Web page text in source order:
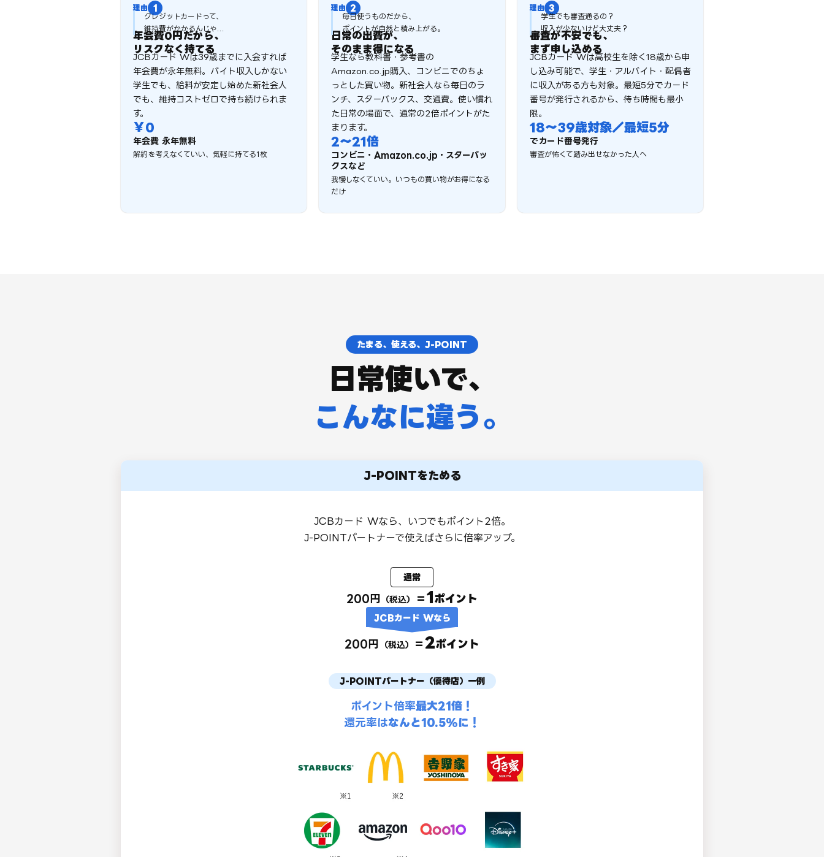
クレジットカードって、
維持費がかかるんじゃ...
年会費0円だから、
リスクなく持てる
JCBカード Wは39歳までに入会すれば
年会費が永年無料。バイト収入しかない
学生でも、給料が安定し始めた新社会人
でも、維持コストゼロで持ち続けられま
す。
￥0
年会費 永年無料
解約を考えなくていい、気軽に持てる1枚
毎日使うものだから、
ポイントが自然と積み上がる。
日常の出費が、
そのまま得になる
学生なら教科書・参考書の
Amazon.co.jp購入、コンビニでのちょ
っとした買い物。新社会人なら毎日のラ
ンチ、スターバックス、交通費。使い慣れ
た日常の場面で、通常の2倍ポイントがた
まります。
2〜21倍
コンビニ・Amazon.co.jp・スターバッ
クスなど
我慢しなくていい。いつもの買い物がお得になる
だけ
学生でも審査通るの？
収入が少ないけど大丈夫？
審査が不安でも、
まず申し込める
JCBカード Wは高校生を除く18歳から申
し込み可能で、学生・アルバイト・配偶者
に収入がある方も対象。最短5分でカード
番号が発行されるから、待ち時間も最小
限。
18〜39歳対象／最短5分
でカード番号発行
審査が怖くて踏み出せなかった人へ
たまる、使える、J-POINT
日常使いで、
こんなに違う。
J-POINTをためる
JCBカード Wなら、いつでもポイント2倍。
J-POINTパートナーで使えばさらに倍率アップ。
通常
200円 （税込） ＝ 1ポイント
JCBカード Wなら
200円 （税込） ＝2ポイント
J-POINTパートナー（優待店）一例
ポイント倍率最大21倍！
還元率はなんと10.5%に！